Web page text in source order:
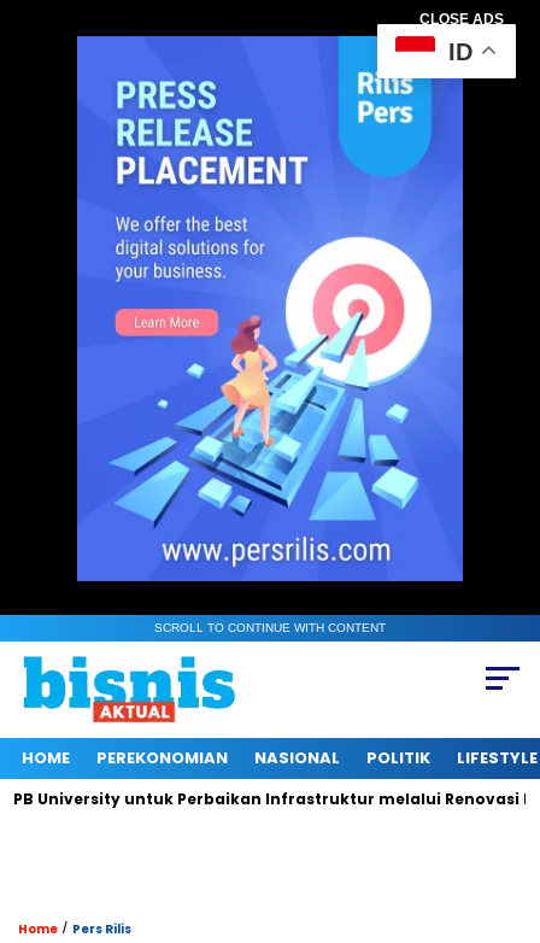
CLOSE ADS
SCROLL TO CONTINUE WITH CONTENT
HOME PEREKONOMIAN NASIONAL POLITIK LIFESTYLE
untuk Perbaikan Infrastruktur melalui Renovasi
Home / Pers Rilis
ID